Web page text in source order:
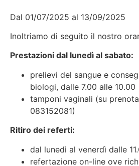
Dal 01/07/2025 al 13/09/2025
Inoltriamo di seguito il nostro
Prestazioni dal lunedì al sabato:
prelievi del sangue e
biologi, dalle 7.00 alle 10.00
tamponi vaginali (su
083152081)
Ritiro dei referti:
dal lunedì al venerdì dalle
refertazione on-line ove